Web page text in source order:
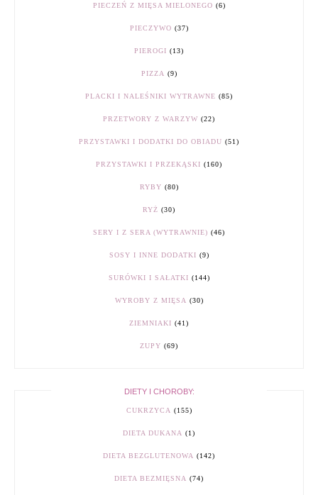
PIECZEŃ Z MIĘSA MIELONEGO (6)
PIECZYWO (37)
PIEROGI (13)
PIZZA (9)
PLACKI I NALEŚNIKI WYTRAWNE (85)
PRZETWORY Z WARZYW (22)
PRZYSTAWKI I DODATKI DO OBIADU (51)
PRZYSTAWKI I PRZEKĄSKI (160)
RYBY (80)
RYŻ (30)
SERY I Z SERA (WYTRAWNIE) (46)
SOSY I INNE DODATKI (9)
SURÓWKI I SAŁATKI (144)
WYROBY Z MIĘSA (30)
ZIEMNIAKI (41)
ZUPY (69)
DIETY I CHOROBY:
CUKRZYCA (155)
DIETA DUKANA (1)
DIETA BEZGLUTENOWA (142)
DIETA BEZMIĘSNA (74)